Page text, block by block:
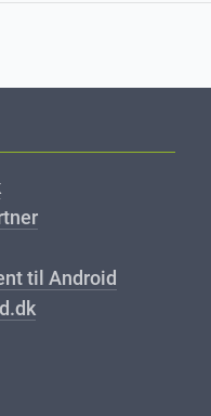
til Android